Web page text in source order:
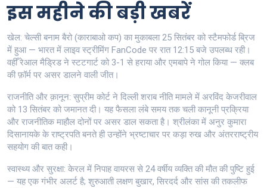
इस महीने की बड़ी खबरें
खेल: चेल्सी बनाम बैरो (काराबाओ कप) का मुकाबला 25 सितंबर को स्टैमफोर्ड ब्रिज
में हुआ — भारत में लाइव स्ट्रीमिंग FanCode पर रात 12:15 बजे उपलब्ध रही।
वहीँ रेआल मैड्रिड ने स्टटगार्ट को 3-1 से हराया और एमबापे ने गोल किया — क्लब
की फ़ॉर्म पर असर डालने वाली जीत।
राजनीति और क़ानून: सुप्रीम कोर्ट ने दिल्ली शराब नीति मामले में अरविंद केजरीवाल
को 13 सितंबर को जमानत दी। यह फैसला लंबे समय तक चली कानूनी प्रक्रिया
और राजनीतिक माहौल दोनों पर असर डाल सकता है। श्रीलंका में अनुर कुमारा
दिसानायके के राष्ट्रपति बनते ही उन्होंने भ्रष्टाचार पर कड़ा रुख और अंतरराष्ट्रीय
सहयोग की बात कही।
स्वास्थ्य और सुरक्षा: केरल में निपाह वायरस से 24 वर्षीय व्यक्ति की मौत की पुष्टि हुई
— यह एक गंभीर अलर्ट है; शुरुआती लक्षण बुखार, सिरदर्द और सांस की तकलीफ